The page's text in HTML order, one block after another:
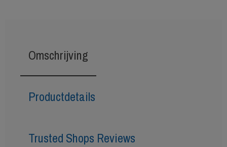
Omschrijving
Productdetails
Trusted Shops Reviews